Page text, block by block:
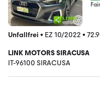
Unfallfrei • EZ 10/2022 •
LINK MOTORS SIRACUSA
IT-96100 SIRACUSA